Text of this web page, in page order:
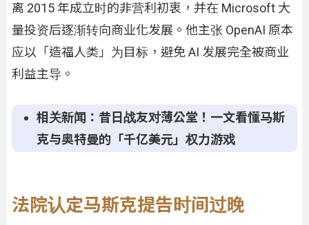
离 2015 年成立时的非营利初衷，并在 Microsoft 大
量投资后逐渐转向商业化发展。他主张 OpenAI 原本
应以「造福人类」为目标，避免 AI 发展完全被商业
利益主导。
相关新闻：昔日战友对薄公堂！一文看懂马斯
克与奥特曼的「千亿美元」权力游戏
法院认定马斯克提告时间过晚